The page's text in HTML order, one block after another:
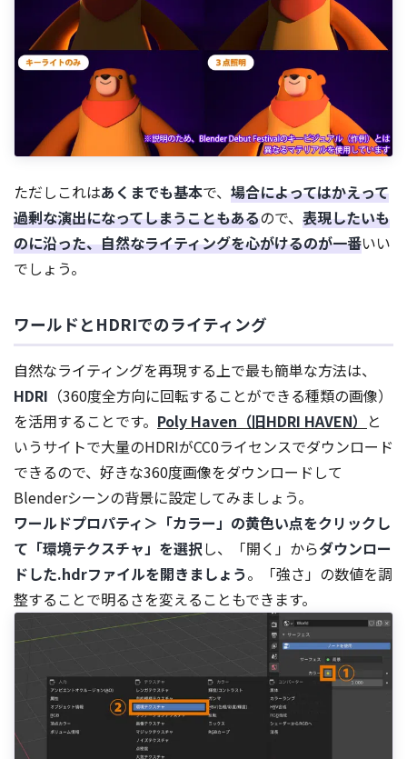
ただしこれはあくまでも基本で、 場合によってはかえって
過剰な演出になってしまうこともあるので、 表現したいも
のに沿った、自然なライティングを心がけるのが一番いい
でしょう。
ワールドとHDRIでのライティング
自然なライティングを再現する上で最も簡単な方法は、
HDRI （360度全方向に回転することができる種類の画像）
を活用することです。 Poly Haven（旧HDRI HAVEN） と
いうサイトで大量のHDRIがCC0ライセンスでダウンロード
できるので、好きな360度画像をダウンロードして
Blenderシーンの背景に設定してみましょう。
ワールドプロパティ＞「カラー」の黄色い点をクリックし
て「環境テクスチャ」を選択し、「開く」からダウンロー
ドした.hdrファイルを開きましょう。「強さ」の数値を調
整することで明るさを変えることもできます。